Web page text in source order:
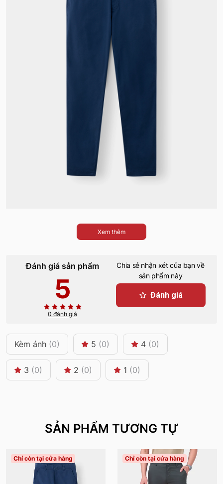
Xem thêm
Đánh giá sản phẩm
5
0 đánh giá
Chia sẻ nhận xét của bạn về
sản phẩm này
Đánh giá
Kèm ảnh (0) 5 (0) 4 (0)
3 (0) 2 (0) 1 (0)
SẢN PHẨM TƯƠNG TỰ
Chỉ còn tại cửa hàng Chỉ còn tại cửa hàng